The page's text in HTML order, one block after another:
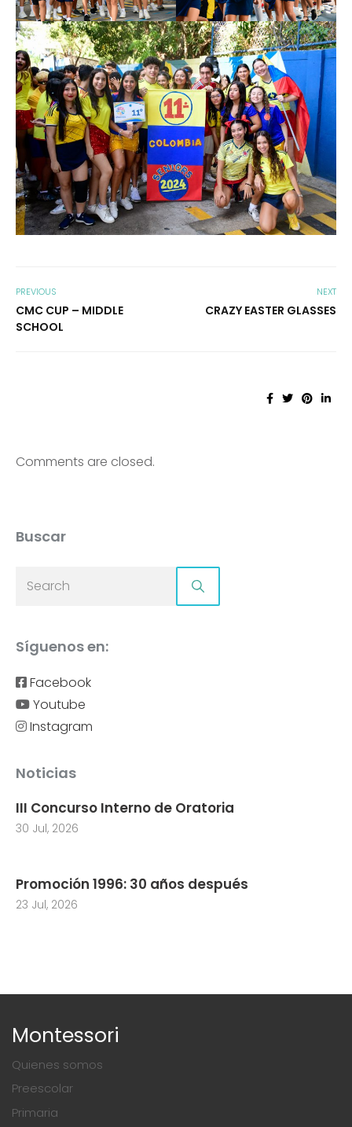
PREVIOUS
CMC CUP – MIDDLE
SCHOOL
NEXT
CRAZY EASTER GLASSES
Comments are closed.
Buscar
Síguenos en:
Facebook
Youtube
Instagram
Noticias
III Concurso Interno de Oratoria
30 Jul, 2026
Promoción 1996: 30 años después
23 Jul, 2026
Montessori
Quienes somos
Preescolar
Primaria